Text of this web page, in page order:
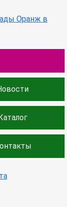
Оранж в